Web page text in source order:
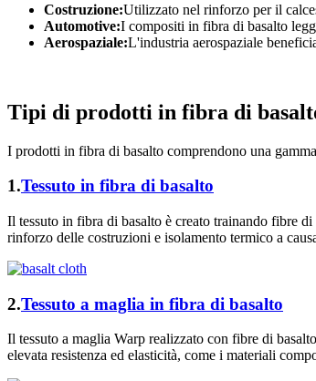
Costruzione:Utilizzato nel rinforzo per il
Automotive:I compositi in fibra di basalto
Aerospaziale:L'industria aerospaziale
Tipi di prodotti in fibra di
I prodotti in fibra di basalto comprendono una
1.Tessuto in fibra di basalto
Il tessuto in fibra di basalto è creato trainando fibre
rinforzo delle costruzioni e isolamento termico a
2.Tessuto a maglia in fibra di basalto
Il tessuto a maglia Warp realizzato con fibre di
elevata resistenza ed elasticità, come i materiali